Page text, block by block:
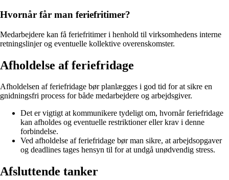
Hvornår får man feriefritimer?
Medarbejdere kan få feriefritimer i henhold til virksomhedens interne
retningslinjer og eventuelle kollektive overenskomster.
Afholdelse af feriefridage
Afholdelsen af feriefridage bør planlægges i god tid for at sikre en
gnidningsfri process for både medarbejdere og arbejdsgiver.
Det er vigtigt at kommunikere tydeligt om, hvornår feriefridage
kan afholdes og eventuelle restriktioner eller krav i denne
forbindelse.
Ved afholdelse af feriefridage bør man sikre, at arbejdsopgaver
og deadlines tages hensyn til for at undgå unødvendig stress.
Afsluttende tanker